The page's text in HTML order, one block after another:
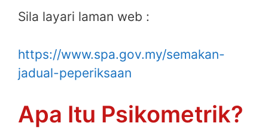
Sila layari laman web :
https://www.spa.gov.my/semakan-
jadual-peperiksaan
Apa Itu Psikometrik?